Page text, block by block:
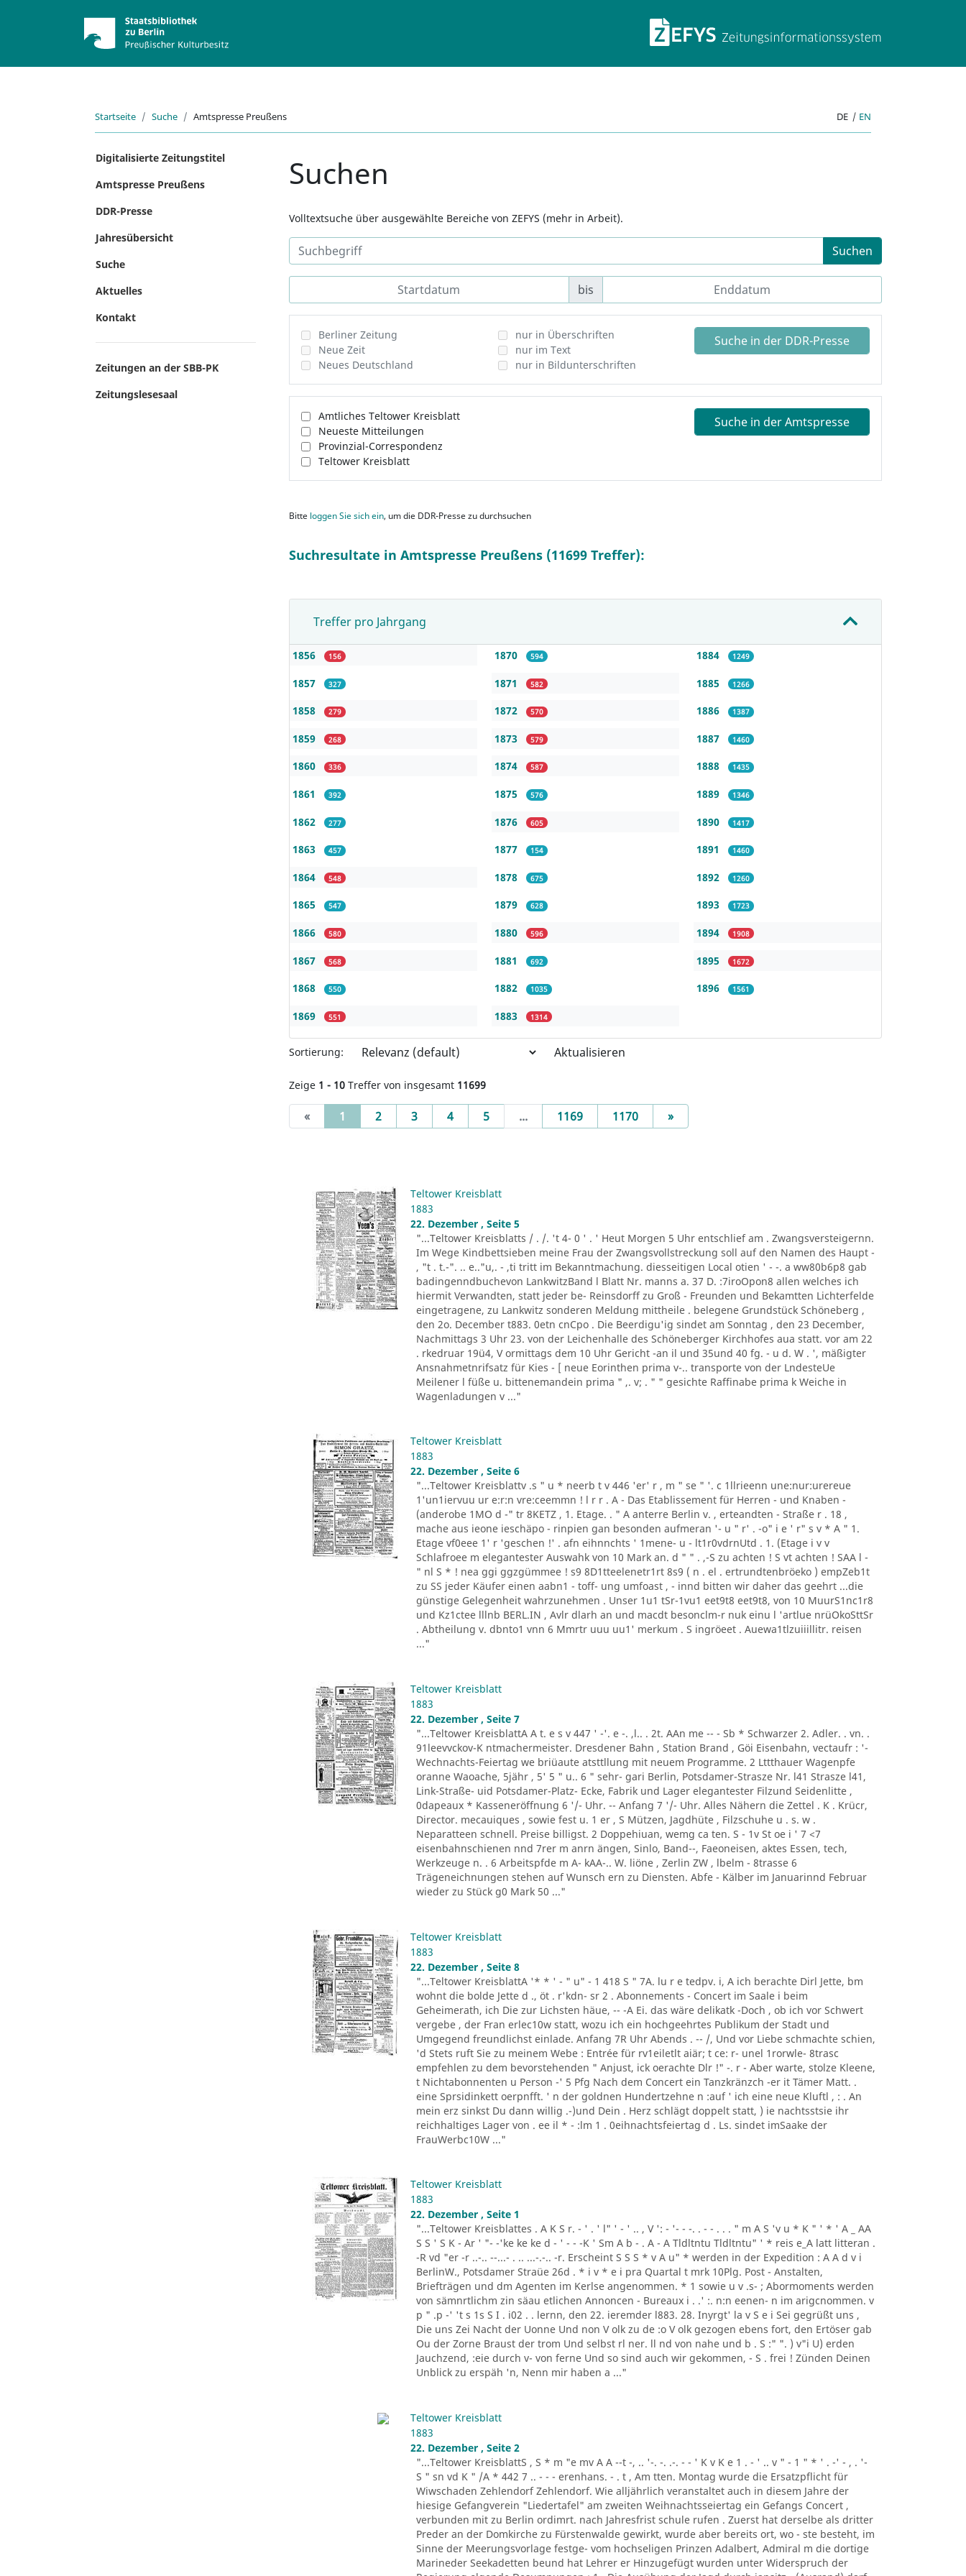
ZEFYS
Startseite Suche Amtspresse Preußens DE | EN
Digitalisierte Zeitungstitel
Amtspresse Preußens
DDR-Presse
Jahresübersicht
Suche
Aktuelles
Kontakt
Zeitungen an der SBB-PK
Zeitungslesesaal
Suchen
Volltextsuche über ausgewählte Bereiche von ZEFYS (mehr in Arbeit).
Suchen
bis
Berliner Zeitung
Neue Zeit
Neues Deutschland
nur in Überschriften
nur im Text
nur in Bildunterschriften
Suche in der DDR-Presse
Amtliches Teltower Kreisblatt
Neueste Mitteilungen
Provinzial-Correspondenz
Teltower Kreisblatt
Suche in der Amtspresse
Bitte loggen Sie sich ein, um die DDR-Presse zu durchsuchen
Suchresultate in Amtspresse Preußens (11699 Treffer):
Treffer pro Jahrgang
1856 156
1857 327
1858 279
1859 268
1860 336
1861 392
1862 277
1863 457
1864 548
1865 547
1866 580
1867 568
1868 550
1869 551
1870 594
1871 582
1872 570
1873 579
1874 587
1875 576
1876 605
1877 154
1878 675
1879 628
1880 596
1881 692
1882 1035
1883 1314
1884 1249
1885 1266
1886 1387
1887 1460
1888 1435
1889 1346
1890 1417
1891 1460
1892 1260
1893 1723
1894 1908
1895 1672
1896 1561
Sortierung: Aktualisieren
Zeige 1 - 10 Treffer von insgesamt 11699
« 1 (current)
2 3 4 5 ... 1169 1170 »Next
Teltower Kreisblatt
1883
22. Dezember , Seite 5
"...Teltower Kreisblatts / . /. 't 4- 0 ' . ' Heut Morgen 5 Uhr entschlief am . Zwangsversteigernn.
Im Wege Kindbettsieben meine Frau der Zwangsvollstreckung soll auf den Namen des Haupt -
, "t . t.-". .. e.."u,. - ,ti tritt im Bekanntmachung. diesseitigen Local otien ' - -. a ww80b6p8 gab
badingenndbuchevon LankwitzBand l Blatt Nr. manns a. 37 D. :7iroOpon8 allen welches ich
hiermit Verwandten, statt jeder be- Reinsdorff zu Groß - Freunden und Bekamtten Lichterfelde
eingetragene, zu Lankwitz sonderen Meldung mittheile . belegene Grundstück Schöneberg ,
den 2o. December t883. 0etn cnCpo . Die Beerdigu'ig sindet am Sonntag , den 23 December,
Nachmittags 3 Uhr 23. von der Leichenhalle des Schöneberger Kirchhofes aua statt. vor am 22
. rkedruar 19ü4, V ormittags dem 10 Uhr Gericht -an il und 35und 40 fg. - u d. W . ', mäßigter
Ansnahmetnrifsatz für Kies - [ neue Eorinthen prima v-.. transporte von der LndesteUe
Meilener l füße u. bittenemandein prima " ,. v; . " " gesichte Raffinabe prima k Weiche in
Wagenladungen v ..."
Teltower Kreisblatt
1883
22. Dezember , Seite 6
"...Teltower Kreisblattv .s " u * neerb t v 446 'er' r , m " se " '. c 1llrieenn une:nur:urereue
1'un1iervuu ur e:r:n vre:ceemmn ! l r r . A - Das Etablissement für Herren - und Knaben -
(anderobe 1MO d -" tr 8KETZ , 1. Etage. . " A anterre Berlin v. , erteandten - Straße r . 18 ,
mache aus ieone ieschäpo - rinpien gan besonden aufmeran '- u " r' . -o" i e ' r" s v * A " 1.
Etage vf0eee 1' r 'geschen !' . afn eihnnchts ' 1mene- u - lt1r0vdrnUtd . 1. (Etage i v v
Schlafroee m elegantester Auswahk von 10 Mark an. d " " . ,-S zu achten ! S vt achten ! SAA l -
" nl S * ! nea ggi ggzgümmee ! s9 8D1tteelenetr1rt 8s9 ( n . el . ertrundtenbröeko ) empZeb1t
zu SS jeder Käufer einen aabn1 - toff- ung umfoast , - innd bitten wir daher das geehrt ...die
günstige Gelegenheit wahrzunehmen . Unser 1u1 tSr-1vu1 eet9t8 eet9t8, von 10 MuurS1nc1r8
und Kz1ctee lllnb BERL.IN , Avlr dlarh an und macdt besonclm-r nuk einu l 'artlue nrüOkoSttSr
. Abtheilung v. dbnto1 vnn 6 Mmrtr uuu uu1' merkum . S ingröeet . Auewa1tlzuiiillitr. reisen
..."
Teltower Kreisblatt
1883
22. Dezember , Seite 7
"...Teltower KreisblattA A t. e s v 447 ' -'. e -. ,l.. . 2t. AAn me -- - Sb * Schwarzer 2. Adler. . vn. .
91leevvckov-K ntmachermeister. Dresdener Bahn , Station Brand , Göi Eisenbahn, vectaufr : '-
Wechnachts-Feiertag we briüaute atsttllung mit neuem Programme. 2 Lttthauer Wagenpfe
oranne Waoache, 5jähr , 5' 5 " u.. 6 " sehr- gari Berlin, Potsdamer-Strasze Nr. l41 Strasze l41,
Link-Straße- uid Potsdamer-Platz- Ecke, Fabrik und Lager elegantester Filzund Seidenlitte ,
0dapeaux * Kasseneröffnung 6 '/- Uhr. -- Anfang 7 '/- Uhr. Alles Nähern die Zettel . K . Krücr,
Director. mecauiques , sowie fest u. 1 er , S Mützen, Jagdhüte , Filzschuhe u . s. w .
Neparatteen schnell. Preise billigst. 2 Doppehiuan, wemg ca ten. S - 1v St oe i ' 7 <7
eisenbahnschienen nnd 7rer m anrn ängen, Sinlo, Band--, Faeoneisen, aktes Essen, tech,
Werkzeuge n. . 6 Arbeitspfde m A- kAA-.. W. liöne , Zerlin ZW , lbelm - 8trasse 6
Trägeneichnungen stehen auf Wunsch ern zu Diensten. Abfe - Kälber im Januarinnd Februar
wieder zu Stück g0 Mark 50 ..."
Teltower Kreisblatt
1883
22. Dezember , Seite 8
"...Teltower KreisblattA '* * ' - " u" - 1 418 S " 7A. lu r e tedpv. i, A ich berachte Dirl Jette, bm
wohnt die bolde Jette d ., öt . r'kdn- sr 2 . Abonnements - Concert im Saale i beim
Geheimerath, ich Die zur Lichsten häue, -- -A Ei. das wäre delikatk -Doch , ob ich vor Schwert
vergebe , der Fran erlec10w statt, wozu ich ein hochgeehrtes Publikum der Stadt und
Umgegend freundlichst einlade. Anfang 7R Uhr Abends . -- /, Und vor Liebe schmachte schien,
'd Stets ruft Sie zu meinem Webe : Entrée für rv1eiletlt aiär; t ce: r- unel 1rorwle- 8trasc
empfehlen zu dem bevorstehenden " Anjust, ick oerachte Dlr !" -. r - Aber warte, stolze Kleene,
t Nichtabonnenten u Person -' 5 Pfg Nach dem Concert ein Tanzkränzch -er it Tämer Matt. .
eine Sprsidinkett oerpnfft. ' n der goldnen Hundertzehne n :auf ' ich eine neue Kluftl , : . An
mein erz sinkst Du dann willig .-)und Dein . Herz schlägt doppelt statt, ) ie nachtsstsie ihr
reichhaltiges Lager von . ee il * - :lm 1 . 0eihnachtsfeiertag d . Ls. sindet imSaake der
FrauWerbc10W ..."
Teltower Kreisblatt
1883
22. Dezember , Seite 1
"...Teltower Kreisblattes . A K S r. - ' . ' l" ' - ' .. , V ': - '- - -. . - - . . . " m A S 'v u * K " ' * ' A _ AA
S S ' S K - Ar ' "- -'ke ke ke d - ' - - -K ' Sm A b - . A - A Tldltntu Tldltntu" ' * reis e_A latt litteran .
-R vd "er -r ..-.. --...- . .. ...-.-.. -r. Erscheint S S S * v A u" * werden in der Expedition : A A d v i
BerlinW., Potsdamer Straüe 26d . * i v * e i pra Quartal t mrk 10Plg. Post - Anstalten,
Briefträgen und dm Agenten im Kerlse angenommen. * 1 sowie u v .s- ; Abormoments werden
von sämnrtlichm zin säau etlichen Annoncen - Bureaux i . .' :. n:n eenen- n im arigcnommen. v
p " .p -' 't s 1s S I . i02 . . lernn, den 22. ieremder l883. 28. Inyrgt' la v S e i Sei gegrüßt uns ,
Die uns Zei Nacht der Uonne Und non V olk zu de :o V olk gezogen ebens fort, den Ertöser gab
Ou der Zorne Braust der trom Und selbst rl ner. ll nd von nahe und b . S :" ". ) v"i U) erden
Jauchzend, :eie durch v- von ferne Und so sind auch wir gekommen, - S . frei ! Zünden Deinen
Unblick zu erspäh 'n, Nenn mir haben a ..."
Teltower Kreisblatt
1883
22. Dezember , Seite 2
"...Teltower KreisblattS , S * m "e mv A A --t -, .. '-. -. .-. - - ' K v K e 1 . - ' .. v " - 1 " * ' . -' - , . '-
S " sn vd K " /A * 442 7 .. - - - erenhans. - . t , Am tten. Montag wurde die Ersatzpflicht für
Wiwschaden Zehlendorf Zehlendorf. Wie alljährlich veranstaltet auch in diesem Jahre der
hiesige Gefangverein "Liedertafel" am zweiten Weihnachtsseiertag ein Gefangs Concert ,
verbunden mit zu Berlin ordimrt. nach Jahresfrist schule rufen . Zuerst hat derselbe als dritter
Preder an der Domkirche zu Fürstenwalde gewirkt, wurde aber bereits ort, wo - ste besteht, im
Sinne der Meerungsvorlage festge- vom hochseligen Prinzen Adalbert, Admiral m die dortige
Marineder Seekadetten beund hat Lehrer er Hinzugefügt wurden unter Widerspruch der